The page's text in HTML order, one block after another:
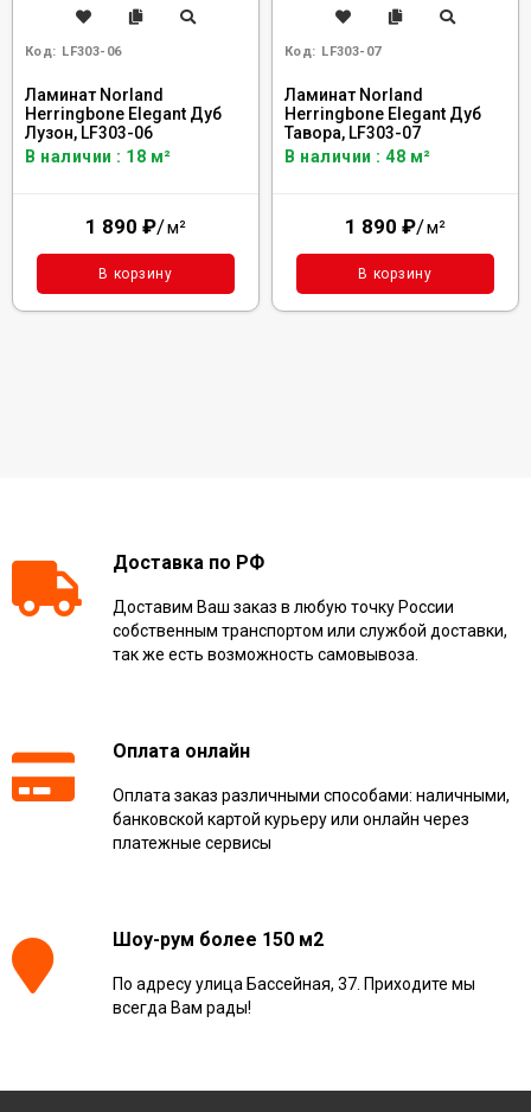
Код: LF303-06
Ламинат Norland
Herringbone Elegant Дуб
Лузон, LF303-06
В наличии : 18 м²
1 890 ₽/м²
В корзину
Код: LF303-07
Ламинат Norland
Herringbone Elegant Дуб
Тавора, LF303-07
В наличии : 48 м²
1 890 ₽/м²
В корзину
Доставка по РФ
Доставим Ваш заказ в любую точку России
собственным транспортом или службой доставки,
так же есть возможность самовывоза.
Оплата онлайн
Оплата заказ различными способами: наличными,
банковской картой курьеру или онлайн через
платежные сервисы
Шоу-рум более 150 м2
По адресу улица Бассейная, 37. Приходите мы
всегда Вам рады!